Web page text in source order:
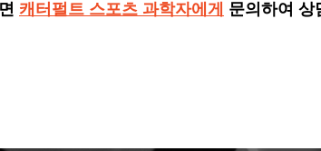
캐터펄트 스포츠 과학자에게
문의하여 상